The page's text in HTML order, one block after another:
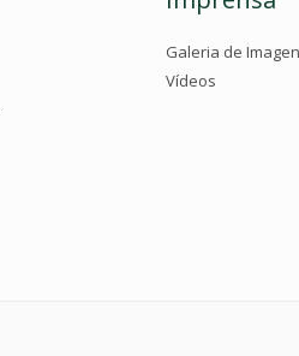
Galeria de
Vídeos